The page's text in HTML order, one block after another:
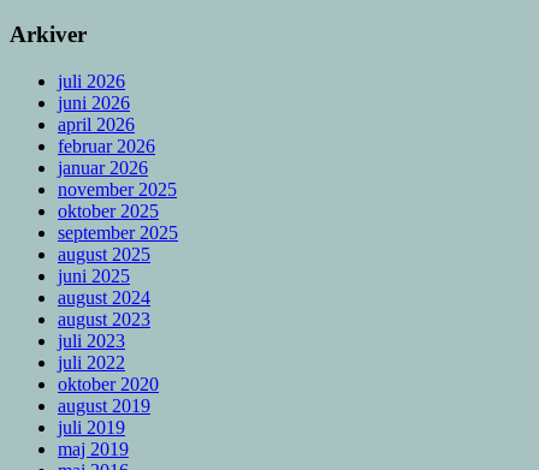
Arkiver
juli 2026
juni 2026
april 2026
februar 2026
januar 2026
november 2025
oktober 2025
september 2025
august 2025
juni 2025
august 2024
august 2023
juli 2023
juli 2022
oktober 2020
august 2019
juli 2019
maj 2019